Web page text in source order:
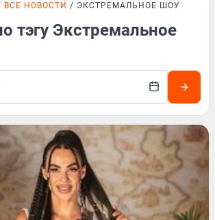
ВСЕ НОВОСТИ ЭКСТРЕМАЛЬНОЕ ШОУ
тэгу Экстремальное